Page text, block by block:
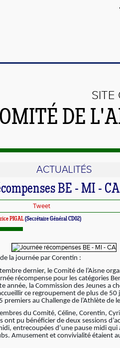
SITE
DE
ACTUALITÉS
BE - MI - CA
Tweet
PIGAL(Secrétaire Général CD02)
la journée par Corentin :
dernier, le Comité de l’Aisne
récompense pour les catégories
année, la Commission des Jeunes a
ce regroupement de plus de 50
premiers au Challenge de l’Athlète de
du Comité, Céline, Corentin,
ont pu bénéficier de deux sessions
entrecoupées d’une pause midi qui
Amusement et convivialité étaient